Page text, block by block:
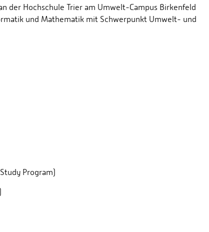
der Hochschule Trier am Umwelt-Campus Birkenfeld
und Mathematik mit Schwerpunkt Umwelt- und
Program)